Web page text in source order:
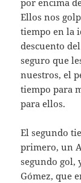
Ellos nos
tiempo en la
descuento
seguro que
nuestros, el
tiempo para
para ellos.
El segundo
primero, un
segundo gol,
Gómez, que